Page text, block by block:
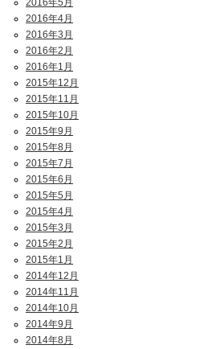
2016年5月
2016年4月
2016年3月
2016年2月
2016年1月
2015年12月
2015年11月
2015年10月
2015年9月
2015年8月
2015年7月
2015年6月
2015年5月
2015年4月
2015年3月
2015年2月
2015年1月
2014年12月
2014年11月
2014年10月
2014年9月
2014年8月